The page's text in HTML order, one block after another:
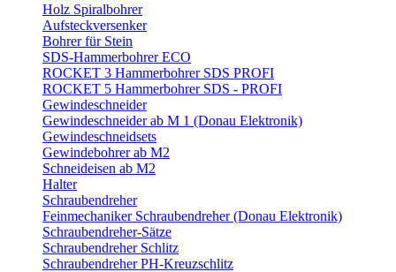
Holz Spiralbohrer
Aufsteckversenker
Bohrer für Stein
SDS-Hammerbohrer ECO
ROCKET 3 Hammerbohrer SDS PROFI
ROCKET 5 Hammerbohrer SDS - PROFI
Gewindeschneider
Gewindeschneider ab M 1 (Donau Elektronik)
Gewindeschneidsets
Gewindebohrer ab M2
Schneideisen ab M2
Halter
Schraubendreher
Feinmechaniker Schraubendreher (Donau Elektronik)
Schraubendreher-Sätze
Schraubendreher Schlitz
Schraubendreher PH-Kreuzschlitz